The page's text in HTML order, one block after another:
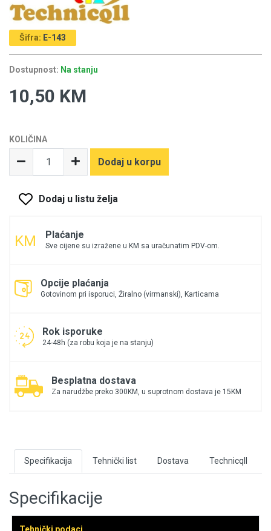
Šifra: E-143
Dostupnost: Na stanju
10,50 KM
KOLIČINA
Dodaj u korpu
Dodaj u listu želja
Plaćanje
Sve cijene su izražene u KM sa uračunatim PDV-om.
Opcije plaćanja
Gotovinom pri isporuci, Žiralno (virmanski), Karticama
Rok isporuke
24-48h (za robu koja je na stanju)
Besplatna dostava
Za narudžbe preko 300KM, u suprotnom dostava je 15KM
Specifikacija Tehnički list Dostava Technicqll
Specifikacije